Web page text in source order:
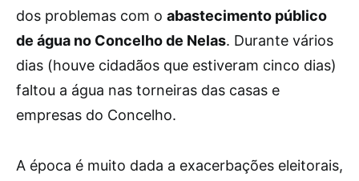
dos problemas com o abastecimento público
de água no Concelho de Nelas. Durante vários
dias (houve cidadãos que estiveram cinco dias)
faltou a água nas torneiras das casas e
empresas do Concelho.
A época é muito dada a exacerbações eleitorais,